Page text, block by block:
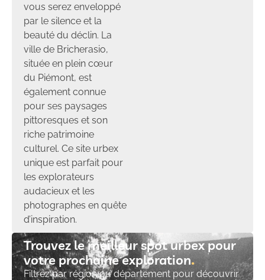
vous serez enveloppé
par le silence et la
beauté du déclin. La
ville de Bricherasio,
située en plein cœur
du Piémont, est
également connue
pour ses paysages
pittoresques et son
riche patrimoine
culturel. Ce site urbex
unique est parfait pour
les explorateurs
audacieux et les
photographes en quête
d’inspiration.
Trouvez le meilleur spot urbex pour
votre prochaine exploration​
Filtrez par région ou département pour découvrir